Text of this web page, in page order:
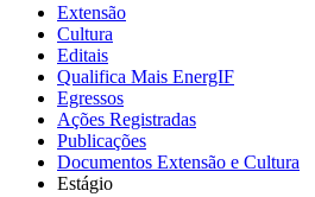
Extensão
Cultura
Editais
Qualifica Mais EnergIF
Egressos
Ações Registradas
Publicações
Documentos Extensão e Cultura
Estágio